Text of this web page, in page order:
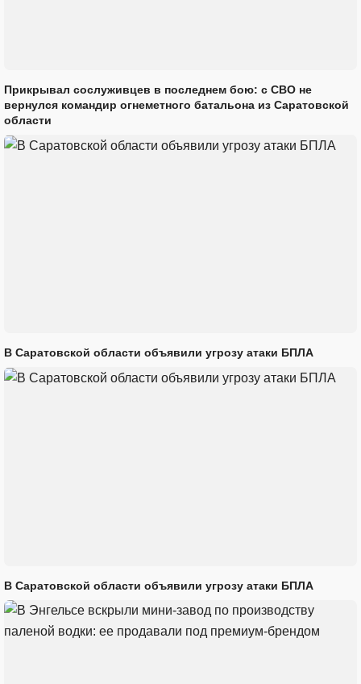
Прикрывал сослуживцев в последнем бою: с СВО не
вернулся командир огнеметного батальона из Саратовской
области
В Саратовской области объявили угрозу атаки БПЛА
В Саратовской области объявили угрозу атаки БПЛА